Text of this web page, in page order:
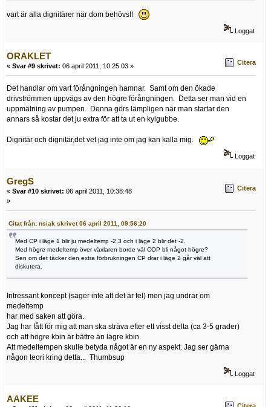
vart är alla dignitärer när dom behövs!!
Loggat
ORAKLET
« Svar #9 skrivet: 06 april 2011, 10:25:03 » Citera
Det handlar om vart förångningen hamnar. Samt om den ökade
drivströmmen uppvägs av den högre förångningen. Detta ser man vid en
uppmätning av pumpen. Denna görs lämpligen när man startar den
annars så kostar det ju extra för att ta ut en kylgubbe.
Dignitär och dignitär,det vet jag inte om jag kan kalla mig.
Loggat
GregS
« Svar #10 skrivet: 06 april 2011, 10:38:48
»
Citera
Citat från: nsiak skrivet 06 april 2011, 09:56:20
Med CP i läge 1 blir ju medeltemp -2,3 och i läge 2 blir det -2.
Med högre medeltemp över växlaren borde väl COP bli något högre?
Sen om det täcker den extra förbrukningen CP drar i läge 2 går väl att
diskutera.
Intressant koncept (säger inte att det är fel) men jag undrar om
medeltemp
har med saken att göra.
Jag har fått för mig att man ska sträva efter ett visst delta (ca 3-5 grader)
och att högre kbin är bättre än lägre kbin.
Att medeltempen skulle betyda något är en ny aspekt. Jag ser gärna
någon teori kring detta... Thumbsup
Loggat
AAKEE